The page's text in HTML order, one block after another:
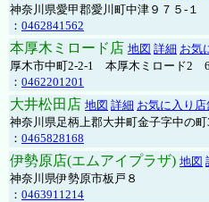
神奈川県愛甲郡愛川町中津９７５-１
： 0462841562
本厚木ミロード店 地図 詳細 お気
厚木市中町2-2-1 本厚木ミロード2
： 0462201201
大井松田店 地図 詳細 お気に入り
神奈川県足柄上郡大井町金子字中の町
： 0465828168
伊勢原店(エムアイプラザ) 地図
神奈川県伊勢原市板戸８
： 0463911214